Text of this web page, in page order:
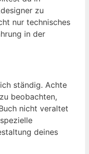
zu
nur technisches
in der
ständig. Achte
beobachten,
nicht veraltet
deines